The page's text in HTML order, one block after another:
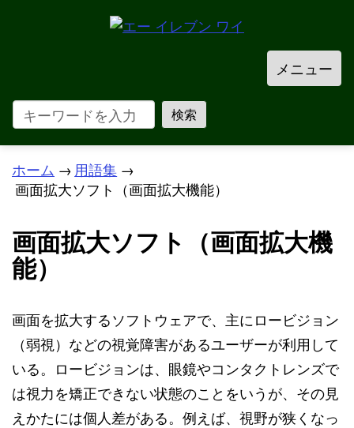
メニュー
ホーム → 用語集 →
画面拡大ソフト（画面拡大機能）
画面拡大ソフト（画面拡大機
能）
画面を拡大するソフトウェアで、主にロービジョン
（弱視）などの視覚障害があるユーザーが利用して
いる。ロービジョンは、眼鏡やコンタクトレンズで
は視力を矯正できない状態のことをいうが、その見
えかたには個人差がある。例えば、視野が狭くなっ